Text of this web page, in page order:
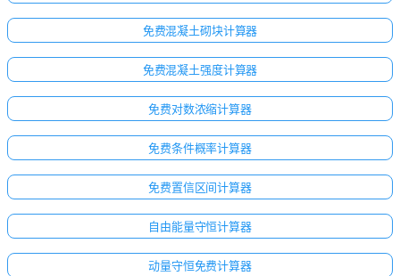
免费混凝土砌块计算器
免费混凝土强度计算器
免费对数浓缩计算器
免费条件概率计算器
免费置信区间计算器
自由能量守恒计算器
动量守恒免费计算器